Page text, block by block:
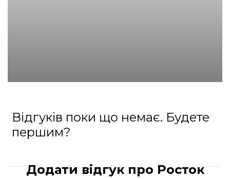
Відгуків поки що немає. Будете
першим?
Додати відгук про Росток